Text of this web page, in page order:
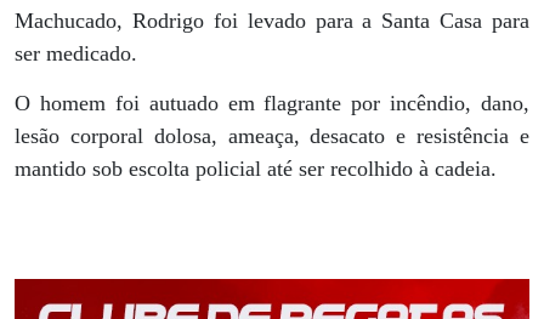
Machucado, Rodrigo foi levado para a Santa Casa para
ser medicado.
O homem foi autuado em flagrante por incêndio, dano,
lesão corporal dolosa, ameaça, desacato e resistência e
mantido sob escolta policial até ser recolhido à cadeia.